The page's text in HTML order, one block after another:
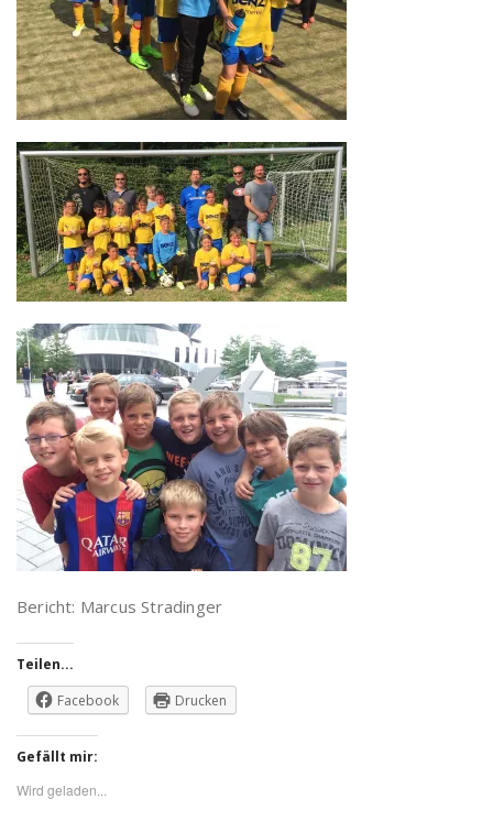
Bericht: Marcus Stradinger
Teilen...
Facebook
Drucken
Gefällt mir:
Wird geladen...